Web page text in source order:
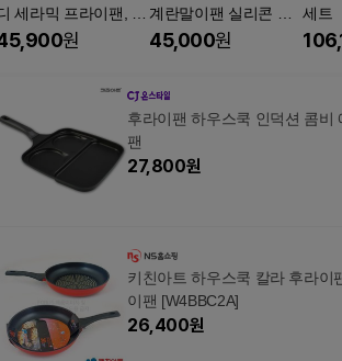
세라믹 프라이팬, 1
트, 프라이팬 20cm
원
계란말이팬 실리콘 뒤
집개 세트, 1세트, 미니
45,000원
세트
후라이팬 하우스쿡 인덕션 콤비
팬
27,800원
키친아트 하우스쿡 칼라 후라이
이팬 [W4BBC2A]
26,400원